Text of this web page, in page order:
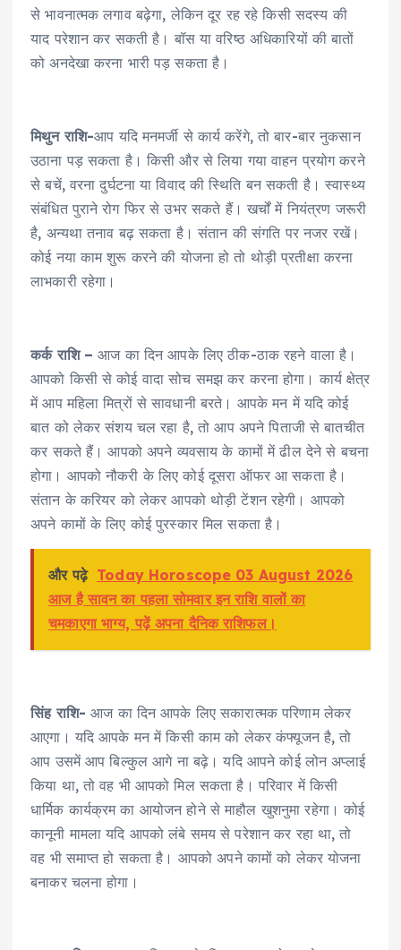
से भावनात्मक लगाव बढ़ेगा, लेकिन दूर रह रहे किसी सदस्य की
याद परेशान कर सकती है। बॉस या वरिष्ठ अधिकारियों की बातों
को अनदेखा करना भारी पड़ सकता है।
मिथुन राशि-आप यदि मनमर्जी से कार्य करेंगे, तो बार-बार नुकसान
उठाना पड़ सकता है। किसी और से लिया गया वाहन प्रयोग करने
से बचें, वरना दुर्घटना या विवाद की स्थिति बन सकती है। स्वास्थ्य
संबंधित पुराने रोग फिर से उभर सकते हैं। खर्चों में नियंत्रण जरूरी
है, अन्यथा तनाव बढ़ सकता है। संतान की संगति पर नजर रखें।
कोई नया काम शुरू करने की योजना हो तो थोड़ी प्रतीक्षा करना
लाभकारी रहेगा।
कर्क राशि –आज का दिन आपके लिए ठीक-ठाक रहने वाला है।
आपको किसी से कोई वादा सोच समझ कर करना होगा। कार्य क्षेत्र
में आप महिला मित्रों से सावधानी बरते। आपके मन में यदि कोई
बात को लेकर संशय चल रहा है, तो आप अपने पिताजी से बातचीत
कर सकते हैं। आपको अपने व्यवसाय के कामों में ढील देने से बचना
होगा। आपको नौकरी के लिए कोई दूसरा ऑफर आ सकता है।
संतान के करियर को लेकर आपको थोड़ी टेंशन रहेगी। आपको
अपने कामों के लिए कोई पुरस्कार मिल सकता है।
और पढ़े Today Horoscope 03 August 2026
आज है सावन का पहला सोमवार इन राशि वालों का
चमकाएगा भाग्य, पढ़ें अपना दैनिक राशिफल।
सिंह राशि-आज का दिन आपके लिए सकारात्मक परिणाम लेकर
आएगा। यदि आपके मन में किसी काम को लेकर कंफ्यूजन है, तो
आप उसमें आप बिल्कुल आगे ना बढ़े। यदि आपने कोई लोन अप्लाई
किया था, तो वह भी आपको मिल सकता है। परिवार में किसी
धार्मिक कार्यक्रम का आयोजन होने से माहौल खुशनुमा रहेगा। कोई
कानूनी मामला यदि आपको लंबे समय से परेशान कर रहा था, तो
वह भी समाप्त हो सकता है। आपको अपने कामों को लेकर योजना
बनाकर चलना होगा।